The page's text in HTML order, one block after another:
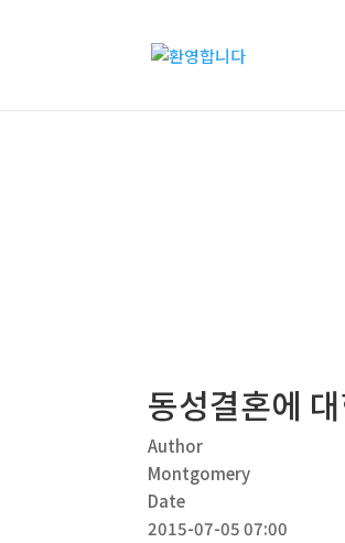
동성결혼에
Author
Montgomery
Date
2015-07-05 07:00